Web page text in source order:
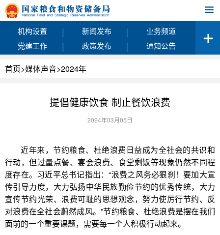
机构设置 | 新闻发布 |
业务频道
党建工作
| 政策发布 | 通知公告
首页>媒体声音>2024年
提倡健康饮食 制止餐饮浪费
2024年03月05日
近年来，节约粮食、杜绝浪费日益成为全社会的共识和
行动，但过量点餐、宴会浪费、食堂剩饭等现象仍然不同程
度存在。习近平总书记指出：“浪费之风务必狠刹！要加大宣
传引导力度，大力弘扬中华民族勤俭节约的优秀传统，大力
宣传节约光荣、浪费可耻的思想观念，努力使厉行节约、反
对浪费在全社会蔚然成风。”节约粮食、杜绝浪费是摆在我们
面前的一个重要课题，需要每一个人积极行动起来。